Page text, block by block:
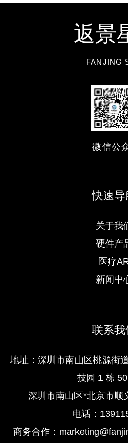
返景
FANJING
微信公
快速导
关于我
硬件产
医疗
新闻中
联系我
地址：深圳市南⼭区桃源街
技园 1 栋
深圳市南山区*北京市顺
电话：
商务合作：